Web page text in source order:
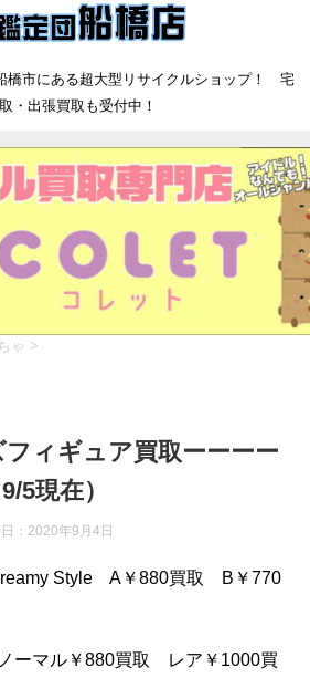
橋市にある超大型リサイクルショップ！ 宅
・出張買取も受付中！
ゃ >
ィギュア買取ーーーー
5現在）
： 2020年9月4日
Style A￥880買取 B￥770
ーマル￥880買取 レア￥1000買